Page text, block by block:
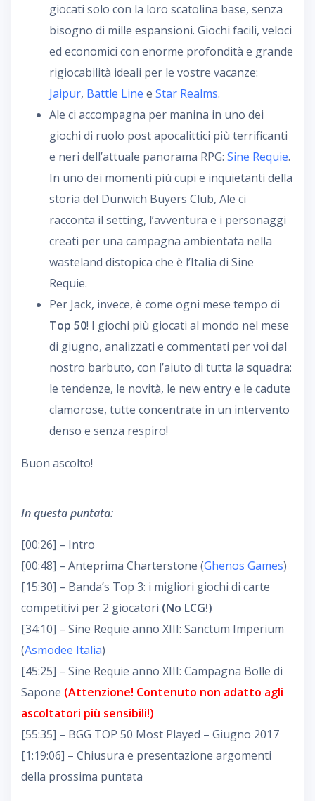
giocati solo con la loro scatolina base, senza
bisogno di mille espansioni. Giochi facili, veloci
ed economici con enorme profondità e grande
rigiocabilità ideali per le vostre vacanze:
Jaipur, Battle Line e Star Realms.
Ale ci accompagna per manina in uno dei
giochi di ruolo post apocalittici più terrificanti
e neri dell’attuale panorama RPG: Sine Requie.
In uno dei momenti più cupi e inquietanti della
storia del Dunwich Buyers Club, Ale ci
racconta il setting, l’avventura e i personaggi
creati per una campagna ambientata nella
wasteland distopica che è l’Italia di Sine
Requie.
Per Jack, invece, è come ogni mese tempo di
Top 50! I giochi più giocati al mondo nel mese
di giugno, analizzati e commentati per voi dal
nostro barbuto, con l’aiuto di tutta la squadra:
le tendenze, le novità, le new entry e le cadute
clamorose, tutte concentrate in un intervento
denso e senza respiro!
Buon ascolto!
In questa puntata:
[00:26] – Intro
[00:48] – Anteprima Charterstone (Ghenos Games)
[15:30] – Banda’s Top 3: i migliori giochi di carte
competitivi per 2 giocatori (No LCG!)
[34:10] – Sine Requie anno XIII: Sanctum Imperium
(Asmodee Italia)
[45:25] – Sine Requie anno XIII: Campagna Bolle di
Sapone (Attenzione! Contenuto non adatto agli
ascoltatori più sensibili!)
[55:35] – BGG TOP 50 Most Played – Giugno 2017
[1:19:06] – Chiusura e presentazione argomenti
della prossima puntata